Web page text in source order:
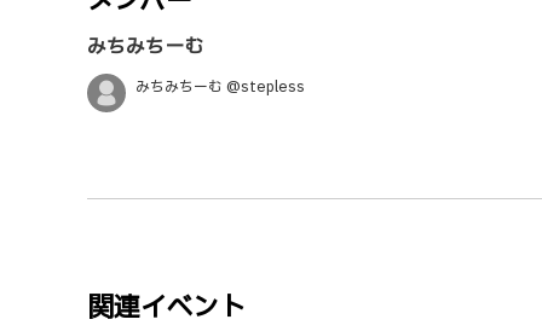
みちみちーむ
みちみちーむ @stepless
関連イベント